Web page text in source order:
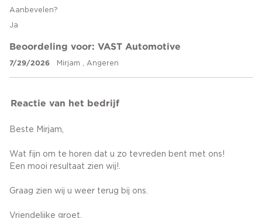
Aanbevelen?
Ja
Beoordeling voor: VAST Automotive
7/29/2026 Mirjam , Angeren
Reactie van het bedrijf
Beste Mirjam,
Wat fijn om te horen dat u zo tevreden bent met ons!
Een mooi resultaat zien wij!.
Graag zien wij u weer terug bij ons.
Vriendelijke groet,